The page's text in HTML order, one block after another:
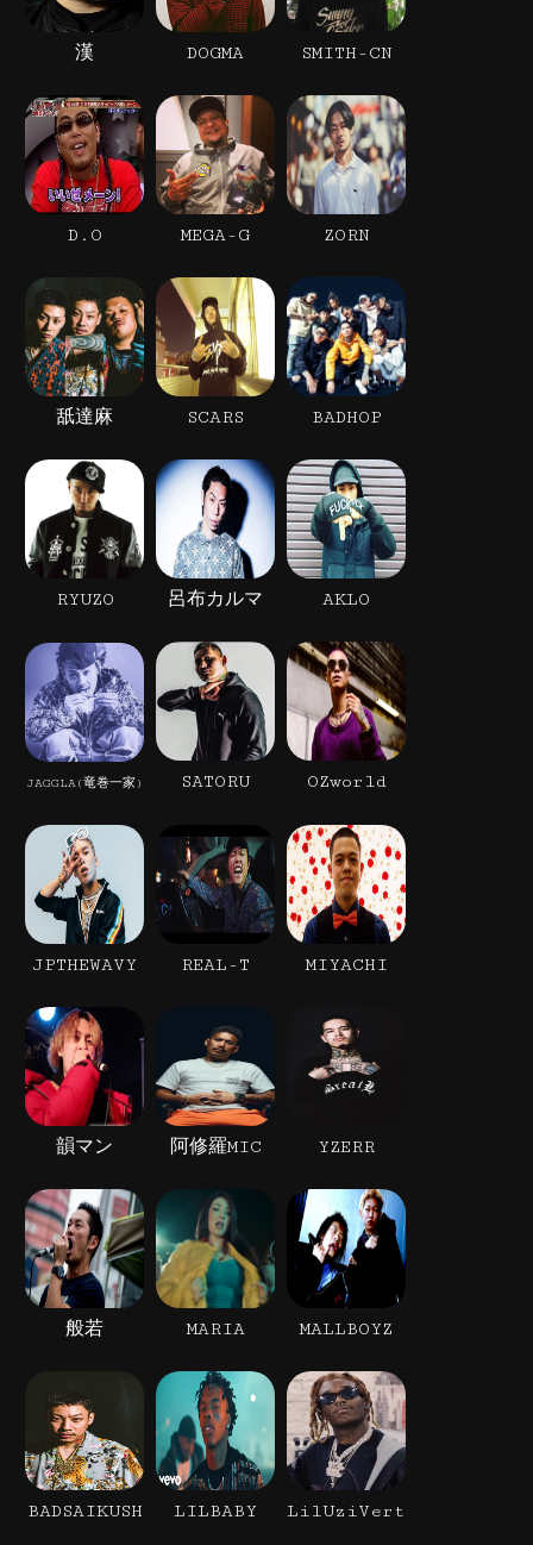
漢 DOGMA SMITH-CN
D.O MEGA-G ZORN
舐達麻 SCARS BADHOP
RYUZO 呂布カルマ AKLO
JAGGLA(竜巻一家) SATORU OZworld
JPTHEWAVY REAL-T MIYACHI
韻マン 阿修羅MIC YZERR
般若 MARIA MALLBOYZ
BADSAIKUSH LILBABY LilUziVert